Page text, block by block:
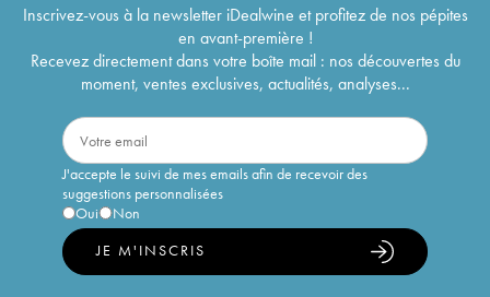
Inscrivez-vous à la newsletter iDealwine et profitez de nos pépites
en avant-première !
Recevez directement dans votre boîte mail : nos découvertes du
moment, ventes exclusives, actualités, analyses...
J'accepte le suivi de mes emails afin de recevoir des
suggestions personnalisées
Oui
Non
JE M'INSCRIS